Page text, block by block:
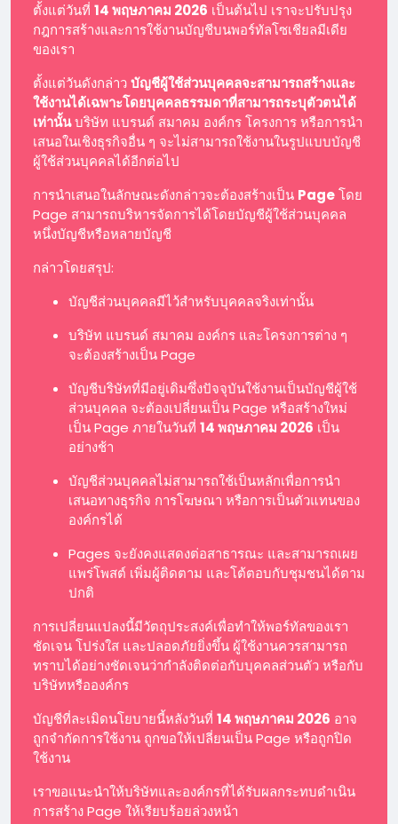
ตั้งแต่วันที่ 14 พฤษภาคม 2026 เป็นต้นไป เราจะปรับปรุง
กฎการสร้างและการใช้งานบัญชีบนพอร์ทัลโซเชียลมีเดีย
ของเรา
ตั้งแต่วันดังกล่าวบัญชีผู้ใช้ส่วนบุคคลจะสามารถสร้างและ
ใช้งานได้เฉพาะโดยบุคคลธรรมดาที่สามารถระบุตัวตนได้
เท่านั้นบริษัท แบรนด์ สมาคม องค์กร โครงการ หรือการนำ
เสนอในเชิงธุรกิจอื่น ๆ จะไม่สามารถใช้งานในรูปแบบบัญชี
ผู้ใช้ส่วนบุคคลได้อีกต่อไป
การนำเสนอในลักษณะดังกล่าวจะต้องสร้างเป็น Pageโดย
Page สามารถบริหารจัดการได้โดยบัญชีผู้ใช้ส่วนบุคคล
หนึ่งบัญชีหรือหลายบัญชี
กล่าวโดยสรุป:
บัญชีส่วนบุคคลมีไว้สำหรับบุคคลจริงเท่านั้น
บริษัท แบรนด์ สมาคม องค์กร และโครงการต่าง ๆ
จะต้องสร้างเป็น Page
บัญชีบริษัทที่มีอยู่เดิมซึ่งปัจจุบันใช้งานเป็นบัญชีผู้ใช้
ส่วนบุคคล จะต้องเปลี่ยนเป็น Page หรือสร้างใหม่
เป็น Page ภายในวันที่ 14 พฤษภาคม 2026 เป็น
อย่างช้า
บัญชีส่วนบุคคลไม่สามารถใช้เป็นหลักเพื่อการนำ
เสนอทางธุรกิจ การโฆษณา หรือการเป็นตัวแทนของ
องค์กรได้
Pages จะยังคงแสดงต่อสาธารณะ และสามารถเผย
แพร่โพสต์ เพิ่มผู้ติดตาม และโต้ตอบกับชุมชนได้ตาม
ปกติ
การเปลี่ยนแปลงนี้มีวัตถุประสงค์เพื่อทำให้พอร์ทัลของเรา
ชัดเจน โปร่งใส และปลอดภัยยิ่งขึ้น ผู้ใช้งานควรสามารถ
ทราบได้อย่างชัดเจนว่ากำลังติดต่อกับบุคคลส่วนตัว หรือกับ
บริษัทหรือองค์กร
บัญชีที่ละเมิดนโยบายนี้หลังวันที่ 14 พฤษภาคม 2026 อาจ
ถูกจำกัดการใช้งาน ถูกขอให้เปลี่ยนเป็น Page หรือถูกปิด
ใช้งาน
เราขอแนะนำให้บริษัทและองค์กรที่ได้รับผลกระทบดำเนิน
การสร้าง Page ให้เรียบร้อยล่วงหน้า